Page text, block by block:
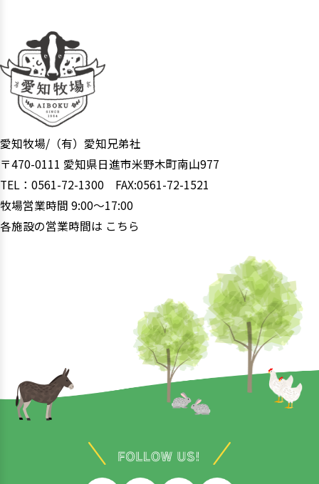
愛知牧場/（有）愛知兄弟社
〒470-0111 愛知県日進市米野木町南山977
TEL：0561-72-1300 FAX:0561-72-1521
牧場営業時間 9:00〜17:00
各施設の営業時間は こちら